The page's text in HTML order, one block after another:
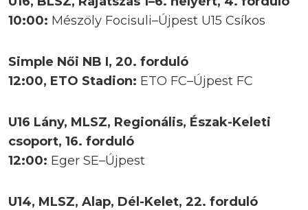
10:00: Mészöly Focisuli–Újpest U15 Csíkos
Simple Női NB I, 20. forduló
12:00, ETO Stadion: ETO FC–Újpest FC
U16 Lány, MLSZ, Regionális, Észak-Keleti
csoport, 16. forduló
12:00: Eger SE–Újpest
U14, MLSZ, Alap, Dél-Kelet, 22. forduló